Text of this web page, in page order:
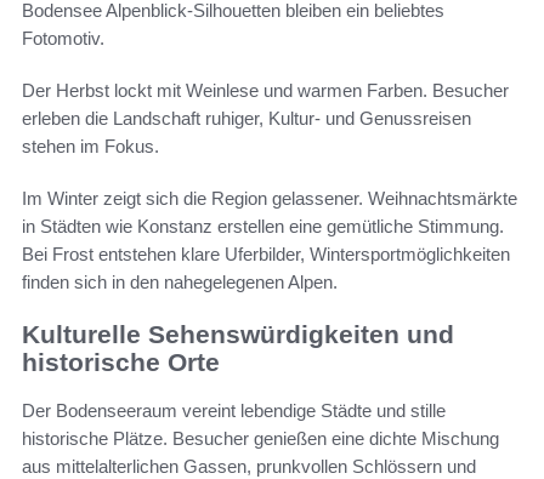
Bodensee Alpenblick-Silhouetten bleiben ein beliebtes
Fotomotiv.
Der Herbst lockt mit Weinlese und warmen Farben. Besucher
erleben die Landschaft ruhiger, Kultur- und Genussreisen
stehen im Fokus.
Im Winter zeigt sich die Region gelassener. Weihnachtsmärkte
in Städten wie Konstanz erstellen eine gemütliche Stimmung.
Bei Frost entstehen klare Uferbilder, Wintersportmöglichkeiten
finden sich in den nahegelegenen Alpen.
Kulturelle Sehenswürdigkeiten und
historische Orte
Der Bodenseeraum vereint lebendige Städte und stille
historische Plätze. Besucher genießen eine dichte Mischung
aus mittelalterlichen Gassen, prunkvollen Schlössern und